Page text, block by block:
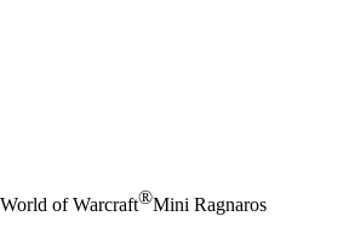
World of Warcraft®Mini Ragnaros